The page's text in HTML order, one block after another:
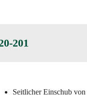
201
Seitlicher Einschub